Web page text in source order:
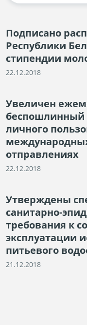
Подписано
Республики
стипендии
22.12.2018
Увеличен
беспошлинный
личного
отправлениях
22.12.2018
Утверждены
санитарно-
требования к
эксплуатации
питьевого
21.12.2018